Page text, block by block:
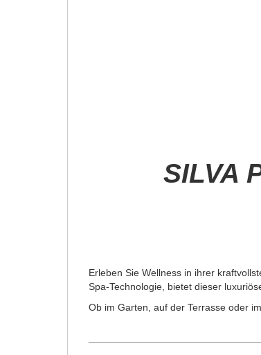
SILVA
Erleben Sie Wellness in ihrer
Spa-Technologie, bietet dieser
Ob im Garten, auf der Terrasse oder